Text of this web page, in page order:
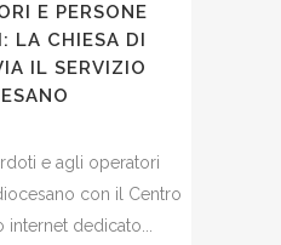
E PERSONE
LA CHIESA DI
IL SERVIZIO
e agli operatori
con il Centro
internet dedicato...